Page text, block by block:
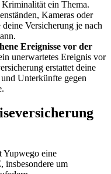
ein Thema.
Kameras oder
Versicherung je nach
Ereignisse vor der
unerwartetes Ereignis vor
erstattet deine
Unterkünfte gegen
Yupwego eine
insbesondere um